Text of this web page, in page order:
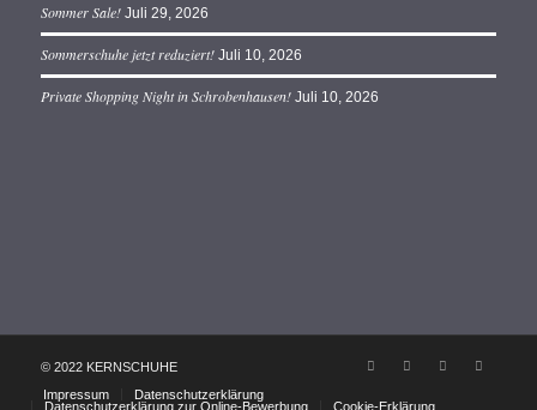
Sommer Sale! Juli 29, 2026
Sommerschuhe jetzt reduziert! Juli 10, 2026
Private Shopping Night in Schrobenhausen! Juli 10, 2026
© 2022 KERNSCHUHE
Impressum
Datenschutzerklärung
Datenschutzerklärung zur Online-Bewerbung
Cookie-Erklärung